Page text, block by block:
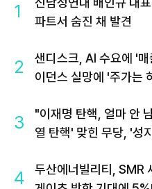
1
파트서 숨진 채 발견
2
샌디스크, AI 수요에 '
이던스 실망에 '주가는
3
"이재명 탄핵, 얼마 안
열 탄핵' 맞힌 무당, '성
4
두산에너빌리티, SMR